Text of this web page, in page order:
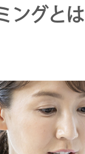
ングとは